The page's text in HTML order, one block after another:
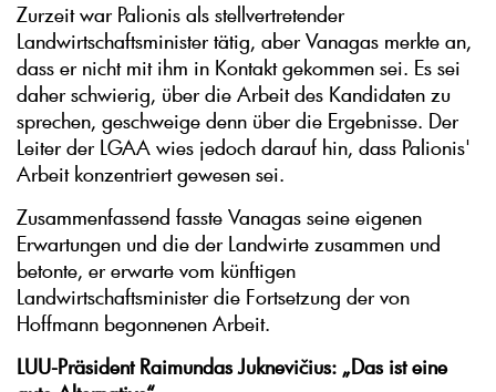
Zurzeit war Palionis als stellvertretender
Landwirtschaftsminister tätig, aber Vanagas merkte an,
dass er nicht mit ihm in Kontakt gekommen sei. Es sei
daher schwierig, über die Arbeit des Kandidaten zu
sprechen, geschweige denn über die Ergebnisse. Der
Leiter der LGAA wies jedoch darauf hin, dass Palionis'
Arbeit konzentriert gewesen sei.
Zusammenfassend fasste Vanagas seine eigenen
Erwartungen und die der Landwirte zusammen und
betonte, er erwarte vom künftigen
Landwirtschaftsminister die Fortsetzung der von
Hoffmann begonnenen Arbeit.
LUU-Präsident Raimundas Juknevičius: „Das ist eine